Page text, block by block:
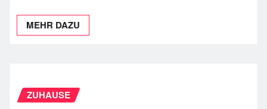
MEHR DAZU
ZUHAUSE